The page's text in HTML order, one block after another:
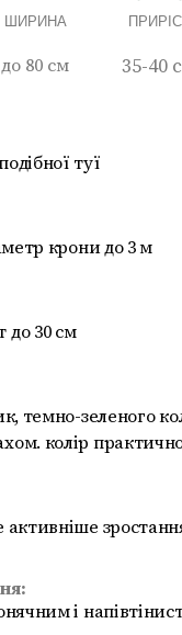
ШИРИНА
до 80 см 35-40
туї
крони до 3 м
до 30 см
темно-зеленого
колір
і